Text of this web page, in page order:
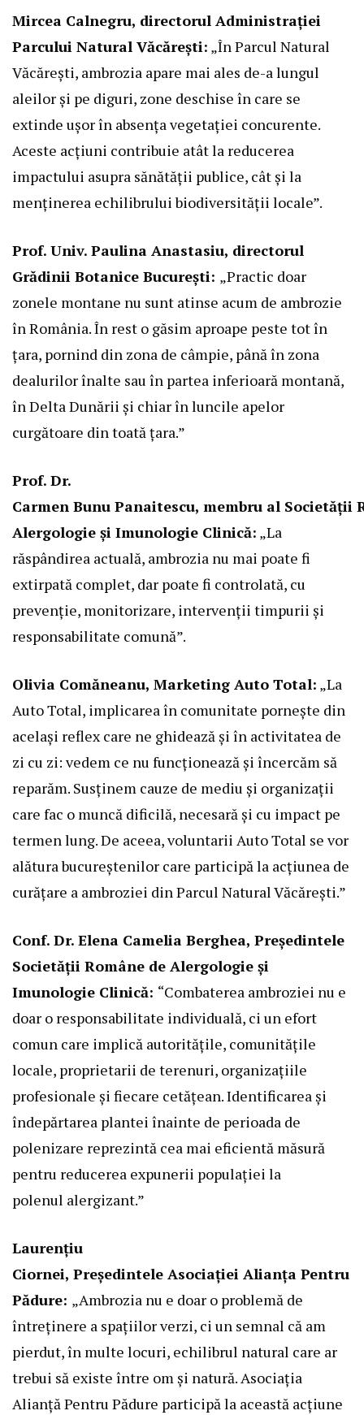
Mircea Calnegru, directorul Administrației
Parcului Natural Văcărești: „În Parcul Natural
Văcărești, ambrozia apare mai ales de-a lungul
aleilor și pe diguri, zone deschise în care se
extinde ușor în absența vegetației concurente.
Aceste acțiuni contribuie atât la reducerea
impactului asupra sănătății publice, cât și la
menținerea echilibrului biodiversității locale”.
Prof. Univ. Paulina Anastasiu, directorul
Grădinii Botanice București: „Practic doar
zonele montane nu sunt atinse acum de ambrozie
în România. În rest o găsim aproape peste tot în
țara, pornind din zona de câmpie, până în zona
dealurilor înalte sau în partea inferioară montană,
în Delta Dunării și chiar în luncile apelor
curgătoare din toată țara.”
Prof. Dr.
Carmen Bunu Panaitescu, membru al Societății
Alergologie și Imunologie Clinică: „La
răspândirea actuală, ambrozia nu mai poate fi
extirpată complet, dar poate fi controlată, cu
prevenție, monitorizare, intervenții timpurii și
responsabilitate comună”.
Olivia Comăneanu, Marketing Auto Total: „La
Auto Total, implicarea în comunitate pornește din
același reflex care ne ghidează și în activitatea de
zi cu zi: vedem ce nu funcționează și încercăm să
reparăm. Susținem cauze de mediu și organizații
care fac o muncă dificilă, necesară și cu impact pe
termen lung. De aceea, voluntarii Auto Total se vor
alătura bucureștenilor care participă la acțiunea de
curățare a ambroziei din Parcul Natural Văcărești.”
Conf. Dr. Elena Camelia Berghea, Președintele
Societății Române de Alergologie și
Imunologie Clinică: “Combaterea ambroziei nu e
doar o responsabilitate individuală, ci un efort
comun care implică autoritățile, comunitățile
locale, proprietarii de terenuri, organizațiile
profesionale și fiecare cetățean. Identificarea și
îndepărtarea plantei înainte de perioada de
polenizare reprezintă cea mai eficientă măsură
pentru reducerea expunerii populației la
polenul alergizant.”
Laurențiu
Ciornei, Președintele Asociației Alianța Pentru
Pădure: „Ambrozia nu e doar o problemă de
întreținere a spațiilor verzi, ci un semnal că am
pierdut, în multe locuri, echilibrul natural care ar
trebui să existe între om și natură. Asociația
Alianță Pentru Pădure participă la această acțiune